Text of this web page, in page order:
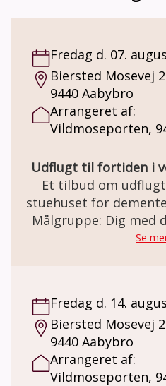
Fredag d. 07.
Biersted Mosevej
9440 Aabybro
Arrangeret af:
Vildmoseporten,
Udflugt til fortiden i
Et tilbud om
stuehuset for
Den gamle staldgård
indrettet som besøgs-
MELSEN
Målgruppe: Dig med
Se
Fredag d. 14.
Biersted Mosevej
9440 Aabybro
Arrangeret af:
Vildmoseporten,